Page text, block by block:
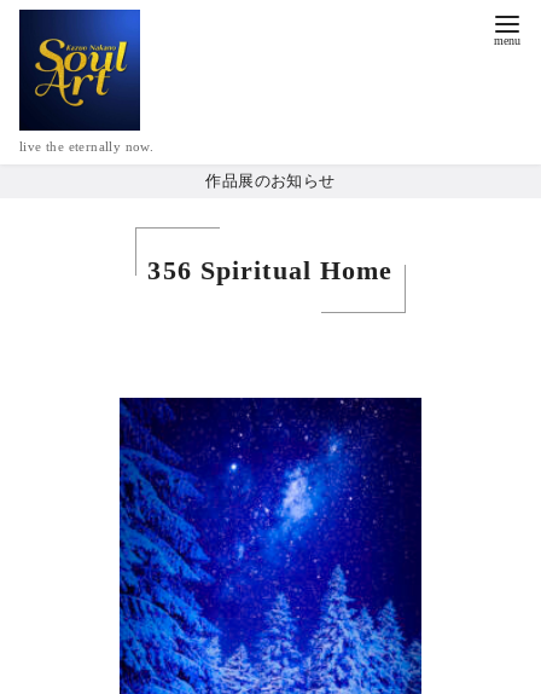
live the eternally now.
作品展のお知らせ
356 Spiritual Home